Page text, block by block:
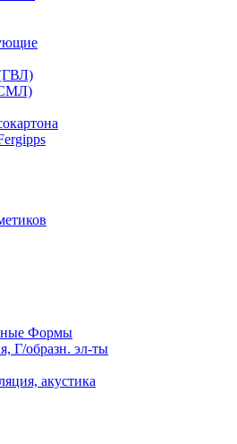
Формы
Г/образн. эл-ты
акустика